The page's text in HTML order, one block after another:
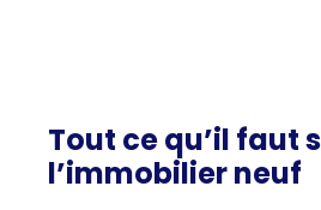
Tout ce qu’il faut
l’immobilier neuf